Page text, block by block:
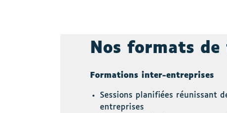
Nos formats
Formations inter-entreprises
Sessions planifiées réunissant
entreprises